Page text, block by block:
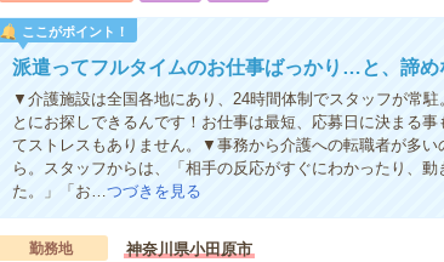
ここがポイント！
派遣ってフルタイムのお仕事ばっかり…と、諦
▼介護施設は全国各地にあり、24時間体制でスタッフが常
とにお探しできるんです！お仕事は最短、応募日に決まる
てストレスもありません。▼事務から介護への転職者が多
ら。スタッフからは、「相手の反応がすぐにわかったり、
た。」「お…つづきを見る
勤務地
神奈川県小田原市